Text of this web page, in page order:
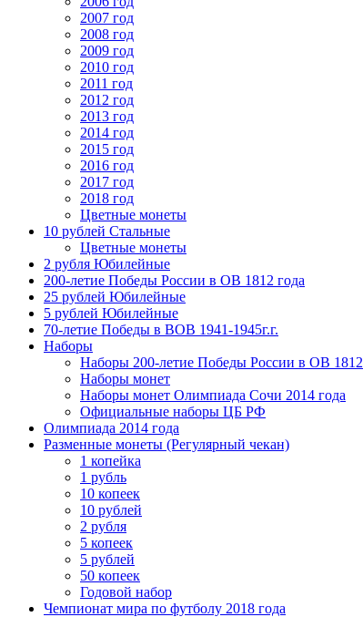
2007 год
2008 год
2009 год
2010 год
2011 год
2012 год
2013 год
2014 год
2015 год
2016 год
2017 год
2018 год
Цветные монеты
10 рублей Стальные
Цветные монеты
2 рубля Юбилейные
200-летие Победы России в ОВ 1812 года
25 рублей Юбилейные
5 рублей Юбилейные
70-летие Победы в ВОВ 1941-1945г.г.
Наборы
Наборы 200-летие Победы России в ОВ 1812
Наборы монет
Наборы монет Олимпиада Сочи 2014 года
Официальные наборы ЦБ РФ
Олимпиада 2014 года
Разменные монеты (Регулярный чекан)
1 копейка
1 рубль
10 копеек
10 рублей
2 рубля
5 копеек
5 рублей
50 копеек
Годовой набор
Чемпионат мира по футболу 2018 года